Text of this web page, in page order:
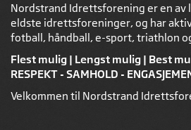
Nordstrand Idrettsforening er en av
eldste idrettsforeninger, og har
fotball, håndball, e-sport, triathlon
Flest mulig | Lengst mulig | Best
RESPEKT - SAMHOLD -
Velkommen til Nordstrand